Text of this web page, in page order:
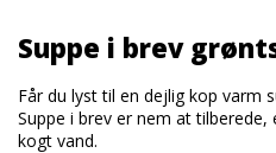
Suppe i brev
Får du lyst til en dejlig kop varm
Suppe i brev er nem at
kogt vand.